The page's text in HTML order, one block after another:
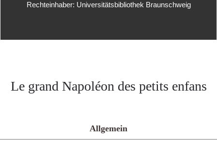
Rechteinhaber: Universitätsbibliothek Braunschweig
Le grand Napoléon des petits enfans
Allgemein